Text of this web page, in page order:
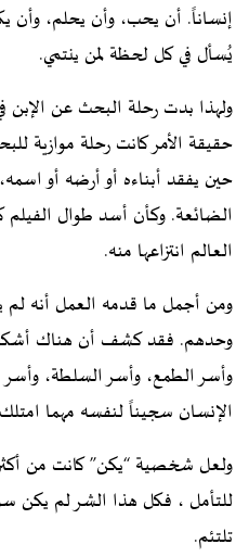
إنساناً. أن يحب، وأن يحلم، وأن
يُسأل في كل لحظة لمن ينتمي.
ولهذا بدت رحلة البحث عن الإبن
حقيقة الأمر كانت رحلة موازية
حين يفقد أبناءه أو أرضه أو
الضائعة. وكأن أسد طوال
العالم انتزاعها منه.
ومن أجمل ما قدمه العمل أنه لم
وحدهم. فقد كشف أن هناك
وأسر الطمع، وأسر السلطة،
الإنسان سجيناً لنفسه مهما
ولعل شخصية “يكن” كانت من
للتأمل ، فكل هذا الشر لم يكن
تلتئم.